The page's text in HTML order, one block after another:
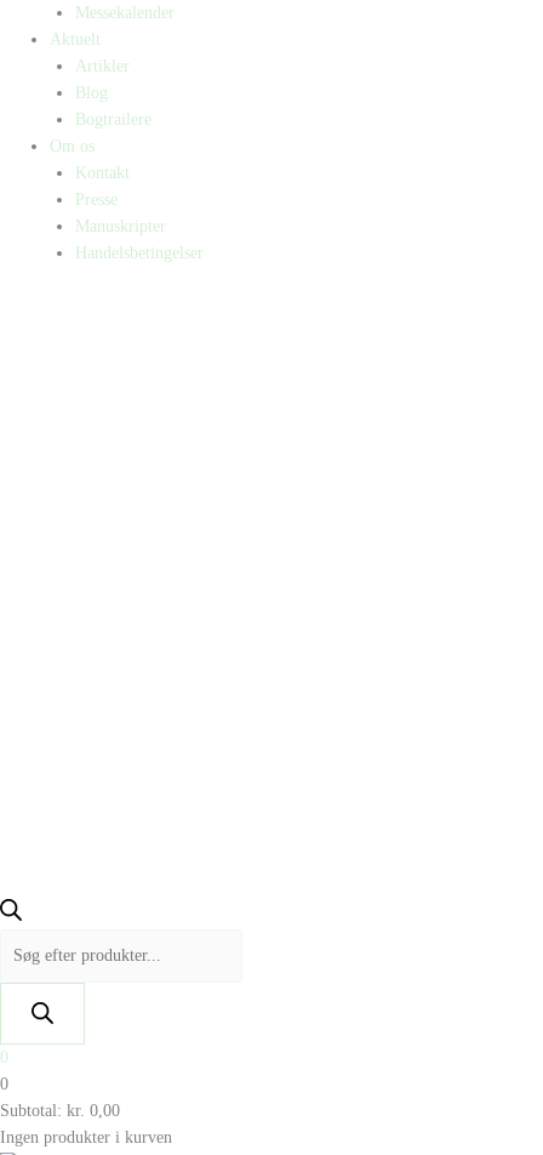
Messekalender
Aktuelt
Artikler
Blog
Bogtrailere
Om os
Kontakt
Presse
Manuskripter
Handelsbetingelser
0
0
Subtotal: kr. 0,00
Ingen produkter i kurven